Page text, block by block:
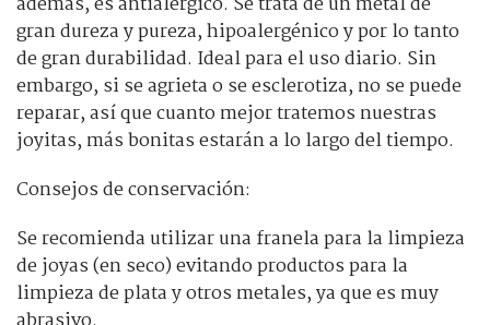
gran dureza y pureza, hipoalergénico y por lo tanto
de gran durabilidad. Ideal para el uso diario. Sin
embargo, si se agrieta o se esclerotiza, no se puede
reparar, así que cuanto mejor tratemos nuestras
joyitas, más bonitas estarán a lo largo del tiempo.
Consejos de conservación:
Se recomienda utilizar una franela para la limpieza
de joyas (en seco) evitando productos para la
limpieza de plata y otros metales, ya que es muy